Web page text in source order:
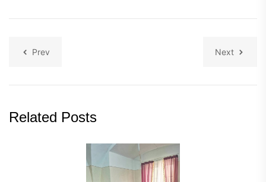
Prev Next
Related Posts